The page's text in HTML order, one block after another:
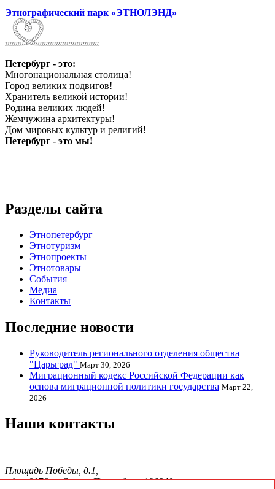
Этнографический парк «ЭТНОЛЭНД»
Петербург - это:
Многонациональная столица!
Город великих подвигов!
Хранитель великой истории!
Родина великих людей!
Жемчужина архитектуры!
Дом мировых культур и религий!
Петербург - это мы!
Разделы сайта
Этнопетербург
Этнотуризм
Этнопроекты
Этнотовары
События
Медиа
Контакты
Последние новости
Руководитель регионального отделения общества
"Царьград" Март 30, 2026
Миграционный кодекс Российской Федерации как
основа миграционной политики государства Март 22,
2026
Наши контакты
Площадь Победы, д.1,
офис 0176, г. Санкт-Петербург, 196240